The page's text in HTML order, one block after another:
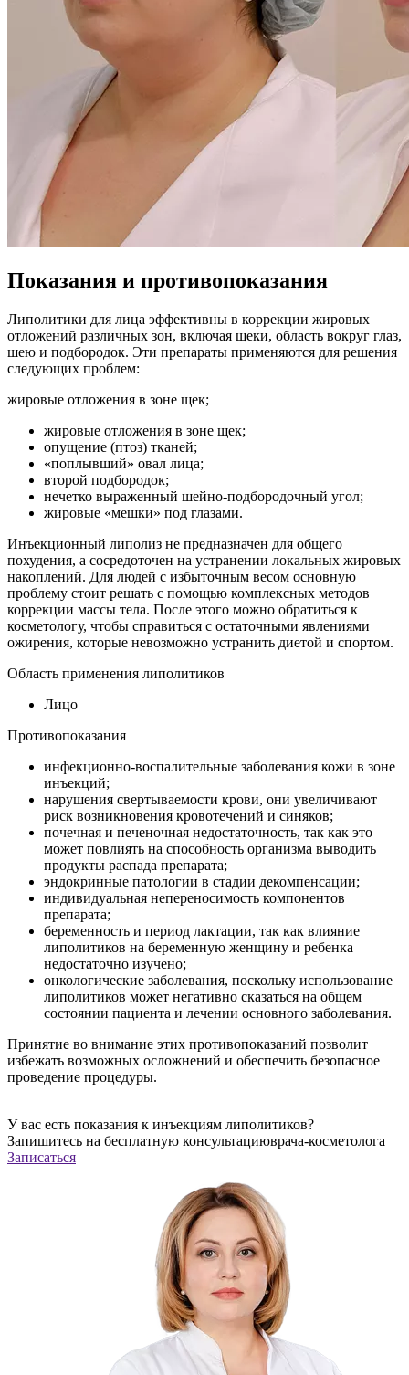
Показания и противопоказания
Липолитики для лица эффективны в коррекции жировых
отложений различных зон, включая щеки, область вокруг глаз,
шею и подбородок. Эти препараты применяются для решения
следующих проблем:
жировые отложения в зоне щек;
жировые отложения в зоне щек;
опущение (птоз) тканей;
«поплывший» овал лица;
второй подбородок;
нечетко выраженный шейно-подбородочный угол;
жировые «мешки» под глазами.
Инъекционный липолиз не предназначен для общего
похудения, а сосредоточен на устранении локальных жировых
накоплений. Для людей с избыточным весом основную
проблему стоит решать с помощью комплексных методов
коррекции массы тела. После этого можно обратиться к
косметологу, чтобы справиться с остаточными явлениями
ожирения, которые невозможно устранить диетой и спортом.
Область применения липолитиков
Лицо
Противопоказания
инфекционно-воспалительные заболевания кожи в зоне
инъекций;
нарушения свертываемости крови, они увеличивают
риск возникновения кровотечений и синяков;
почечная и печеночная недостаточность, так как это
может повлиять на способность организма выводить
продукты распада препарата;
эндокринные патологии в стадии декомпенсации;
индивидуальная непереносимость компонентов
препарата;
беременность и период лактации, так как влияние
липолитиков на беременную женщину и ребенка
недостаточно изучено;
онкологические заболевания, поскольку использование
липолитиков может негативно сказаться на общем
состоянии пациента и лечении основного заболевания.
Принятие во внимание этих противопоказаний позволит
избежать возможных осложнений и обеспечить безопасное
проведение процедуры.
У вас есть показания к инъекциям липолитиков?
Запишитесь на бесплатную конcультациюврача-косметолога
Записаться